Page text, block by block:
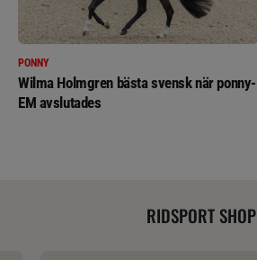
PONNY
Wilma Holmgren bästa svensk när ponny-
EM avslutades
RIDSPORT SHOP